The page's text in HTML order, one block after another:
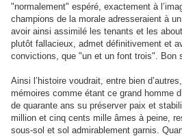
"normalement" espéré, exactement à
champions de la morale adresseraient à
avoir ainsi assimilé les tenants et les
plutôt fallacieux, admet définitivement et
convictions, que "un et un font trois". Bon
Ainsi l’histoire voudrait, entre bien
mémoires comme étant ce grand homme
de quarante ans su préserver paix et
million et cinq cents mille âmes à peine,
sous-sol et sol admirablement garnis.